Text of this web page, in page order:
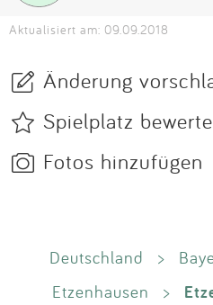
Aktualisiert am: 09.09.2018
Änderung
Spielplatz
Fotos hinzufügen
Deutschland >
Etzenhausen
>